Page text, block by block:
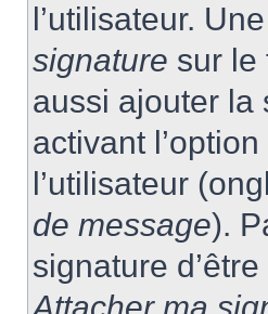
l’utilisateur.
signature sur le
aussi ajouter la
activant
l’utilisateur
de message).
signature